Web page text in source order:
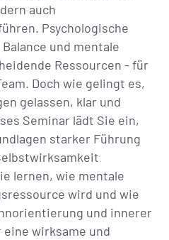
auch
Psychologische
und mentale
Ressourcen - für
Doch wie gelingt es,
gelassen, klar und
Seminar lädt Sie ein,
starker Führung
lernen, wie mentale
wird und wie
und innerer
wirksame und